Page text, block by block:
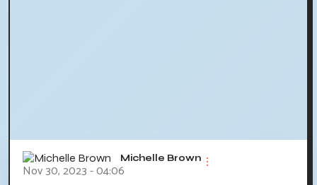
Michelle Brown
Nov 30, 2023 - 04:06